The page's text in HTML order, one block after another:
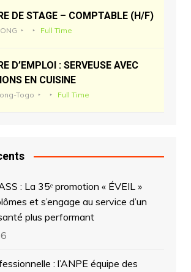
DE STAGE – COMPTABLE (H/F)
Full Time
D’EMPLOI : SERVEUSE AVEC
EN CUISINE
Togo Full Time
: La 35ᵉ promotion « ÉVEIL »
et s’engage au service d’un
plus performant
: l’ANPE équipe des